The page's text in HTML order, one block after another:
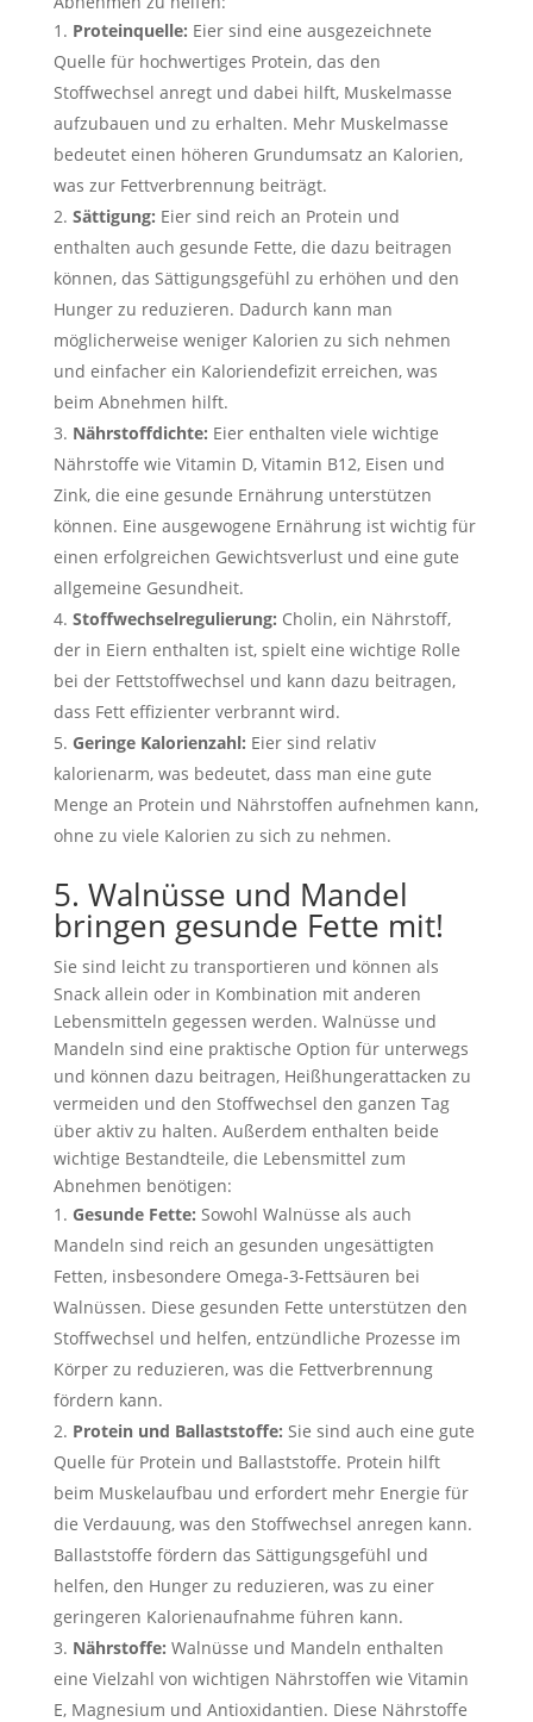
Proteinquelle: Eier sind eine ausgezeichnete
Quelle für hochwertiges Protein, das den
Stoffwechsel anregt und dabei hilft, Muskelmasse
aufzubauen und zu erhalten. Mehr Muskelmasse
bedeutet einen höheren Grundumsatz an Kalorien,
was zur Fettverbrennung beiträgt.
Sättigung: Eier sind reich an Protein und
enthalten auch gesunde Fette, die dazu beitragen
können, das Sättigungsgefühl zu erhöhen und den
Hunger zu reduzieren. Dadurch kann man
möglicherweise weniger Kalorien zu sich nehmen
und einfacher ein Kaloriendefizit erreichen, was
beim Abnehmen hilft.
Nährstoffdichte: Eier enthalten viele wichtige
Nährstoffe wie Vitamin D, Vitamin B12, Eisen und
Zink, die eine gesunde Ernährung unterstützen
können. Eine ausgewogene Ernährung ist wichtig für
einen erfolgreichen Gewichtsverlust und eine gute
allgemeine Gesundheit.
Stoffwechselregulierung: Cholin, ein Nährstoff,
der in Eiern enthalten ist, spielt eine wichtige Rolle
bei der Fettstoffwechsel und kann dazu beitragen,
dass Fett effizienter verbrannt wird.
Geringe Kalorienzahl: Eier sind relativ
kalorienarm, was bedeutet, dass man eine gute
Menge an Protein und Nährstoffen aufnehmen kann,
ohne zu viele Kalorien zu sich zu nehmen.
5. Walnüsse und Mandel
bringen gesunde Fette mit!
Sie sind leicht zu transportieren und können als
Snack allein oder in Kombination mit anderen
Lebensmitteln gegessen werden. Walnüsse und
Mandeln sind eine praktische Option für unterwegs
und können dazu beitragen, Heißhungerattacken zu
vermeiden und den Stoffwechsel den ganzen Tag
über aktiv zu halten. Außerdem enthalten beide
wichtige Bestandteile, die Lebensmittel zum
Abnehmen benötigen:
Gesunde Fette: Sowohl Walnüsse als auch
Mandeln sind reich an gesunden ungesättigten
Fetten, insbesondere Omega-3-Fettsäuren bei
Walnüssen. Diese gesunden Fette unterstützen den
Stoffwechsel und helfen, entzündliche Prozesse im
Körper zu reduzieren, was die Fettverbrennung
fördern kann.
Protein und Ballaststoffe: Sie sind auch eine gute
Quelle für Protein und Ballaststoffe. Protein hilft
beim Muskelaufbau und erfordert mehr Energie für
die Verdauung, was den Stoffwechsel anregen kann.
Ballaststoffe fördern das Sättigungsgefühl und
helfen, den Hunger zu reduzieren, was zu einer
geringeren Kalorienaufnahme führen kann.
Nährstoffe: Walnüsse und Mandeln enthalten
eine Vielzahl von wichtigen Nährstoffen wie Vitamin
E, Magnesium und Antioxidantien. Diese Nährstoffe